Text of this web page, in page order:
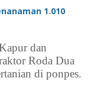
1.010
dan
Roda Dua
di ponpes.